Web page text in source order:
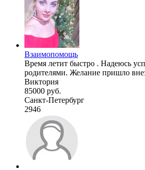
Взаимопомощь
Время летит быстро . Надеюсь
родителями. Желание пришло
Виктория
85000 руб.
Санкт-Петербург
2946